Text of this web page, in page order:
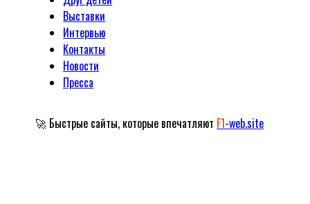
Выставки
Интервью
Контакты
Новости
Пресса
🚀 Быстрые сайты, которые впечатляют F1-web.site